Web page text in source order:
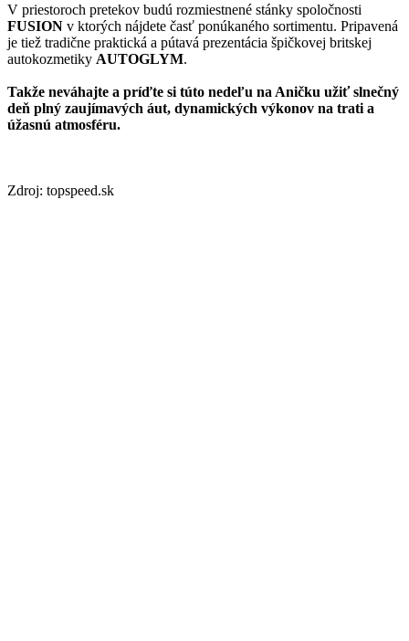
V priestoroch pretekov budú rozmiestnené stánky spoločnosti
FUSION v ktorých nájdete časť ponúkaného sortimentu. Pripavená
je tiež tradične praktická a pútavá prezentácia špičkovej britskej
autokozmetiky AUTOGLYM.
Takže neváhajte a príďte si túto nedeľu na Aničku užiť slnečný
deň plný zaujímavých áut, dynamických výkonov na trati a
úžasnú atmosféru.
Zdroj: topspeed.sk